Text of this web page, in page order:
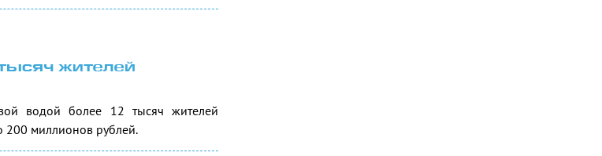
жителей
водой более 12 тысяч жителей
200 миллионов рублей.